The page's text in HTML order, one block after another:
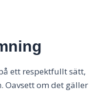
ett respektfullt sätt,
Oavsett om det gäller